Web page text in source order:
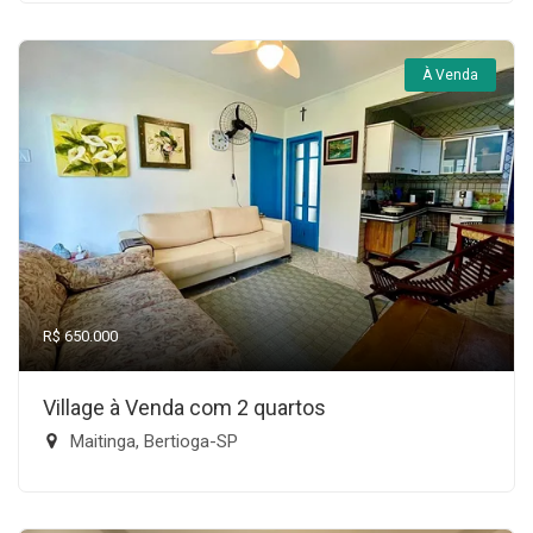
À Venda
R$ 650.000
Village à Venda com 2 quartos
Maitinga, Bertioga-SP